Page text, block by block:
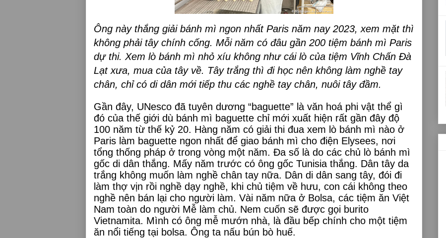
Ông này thắng giải bánh mì ngon nhất Paris năm nay 2023, xem mặt thì
không phải tây chính cống. Mỗi năm có đâu gần 200 tiệm bánh mì Paris
dự thi. Xem lò bánh mì nhỏ xíu không như cái lò của tiệm Vĩnh Chấn Đà
Lạt xưa, mua của tây về. Tây trắng thì đi học nên không làm nghề tay
chân, chỉ có di dân mới tiếp thu các nghề tay chân, nuôi tây đầm.
Gần đây, UNesco đã tuyên dương “baguette” là văn hoá phi vật thể gì
đó của thế giới dù bánh mì baguette chỉ mới xuất hiện rất gần đây độ
100 năm từ thế kỷ 20. Hàng năm có giải thi đua xem lò bánh mì nào ở
Paris làm baguette ngon nhất để giao bánh mì cho điện Elysees, nơi
tổng thống pháp ở trong vòng một năm. Đa số là do các chủ lò bánh mì
gốc di dân thắng. Mấy năm trước có ông gốc Tunisia thắng. Dân tây da
trắng không muốn làm nghề chân tay nữa. Dân di dân sang tây, đói đi
làm thợ vịn rồi nghề dạy nghề, khi chủ tiệm về hưu, con cái không theo
nghề nên bán lại cho người làm. Vài năm nữa ở Bolsa, các tiệm ăn Việt
Nam toàn do người Mễ làm chủ. Nem cuốn sẽ được gọi burito
Vietnamita. Mình có ông mễ mướn nhà, là đầu bếp chính cho một tiệm
ăn nổi tiếng tại bolsa. Ông ta nấu bún bò huế.